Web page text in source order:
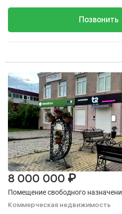
Позвонить
Помещение свободного
Коммерческая недвижимость
8 000 000 ₽